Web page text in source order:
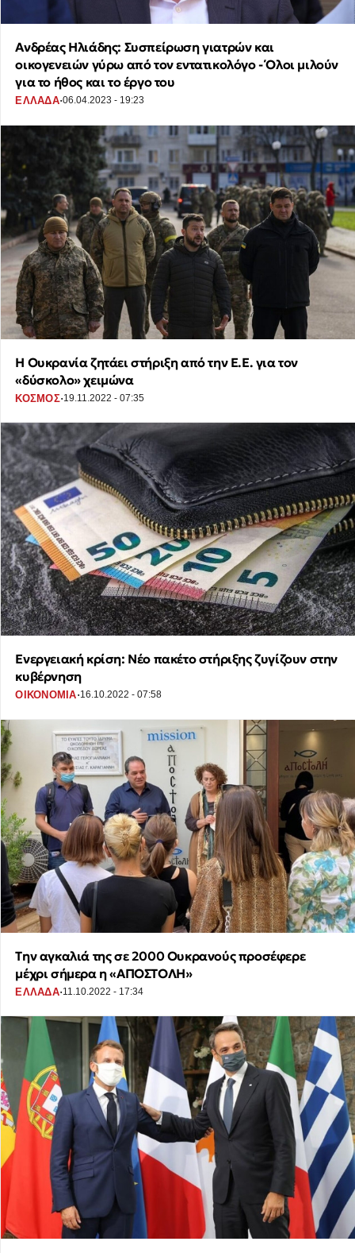
Ανδρέας Ηλιάδης: Συσπείρωση γιατρών και
οικογενειών γύρω από τον εντατικολόγο - Όλοι μιλούν
για το ήθος και το έργο του
ΕΛΛΑΔΑ·06.04.2023 - 19:23
Η Ουκρανία ζητάει στήριξη από την Ε.Ε. για τον
«δύσκολο» χειμώνα
ΚΟΣΜΟΣ·19.11.2022 - 07:35
Ενεργειακή κρίση: Νέο πακέτο στήριξης ζυγίζουν στην
κυβέρνηση
ΟΙΚΟΝΟΜΙΑ·16.10.2022 - 07:58
Tην αγκαλιά της σε 2000 Ουκρανούς προσέφερε
μέχρι σήμερα η «ΑΠΟΣΤΟΛΗ»
ΕΛΛΑΔΑ·11.10.2022 - 17:34